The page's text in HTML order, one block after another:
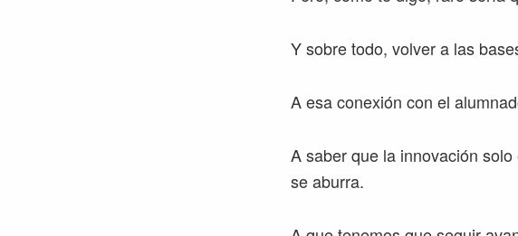
Y sobre todo, volver a las
A esa conexión con el
A saber que la innovación
se aburra.